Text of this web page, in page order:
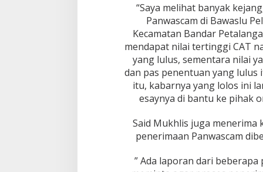
e
r
k
a
i
t
P
n
e
i
m
n
“Saya melihat banyak
Panwascam di Bawaslu
Kecamatan Bandar
mendapat nilai tertinggi CAT
yang lulus, sementara nilai
dan pas penentuan yang lulus
itu, kabarnya yang lolos ini
esaynya di bantu ke pihak
Said Mukhlis juga menerima
penerimaan Panwascam
” Ada laporan dari